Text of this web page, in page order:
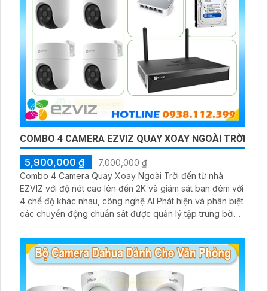
COMBO 4 CAMERA EZVIZ QUAY XOAY NGOÀI TRỜI
5,900,000 ₫
7,000,000 ₫
Combo 4 Camera Quay Xoay Ngoài Trời đến từ nhà
EZVIZ với độ nét cao lên đến 2K và giám sát ban đêm với
4 chế độ khác nhau, công nghệ AI Phát hiện và phân biệt
các chuyển động chuẩn sát được quản lý tập trung bởi